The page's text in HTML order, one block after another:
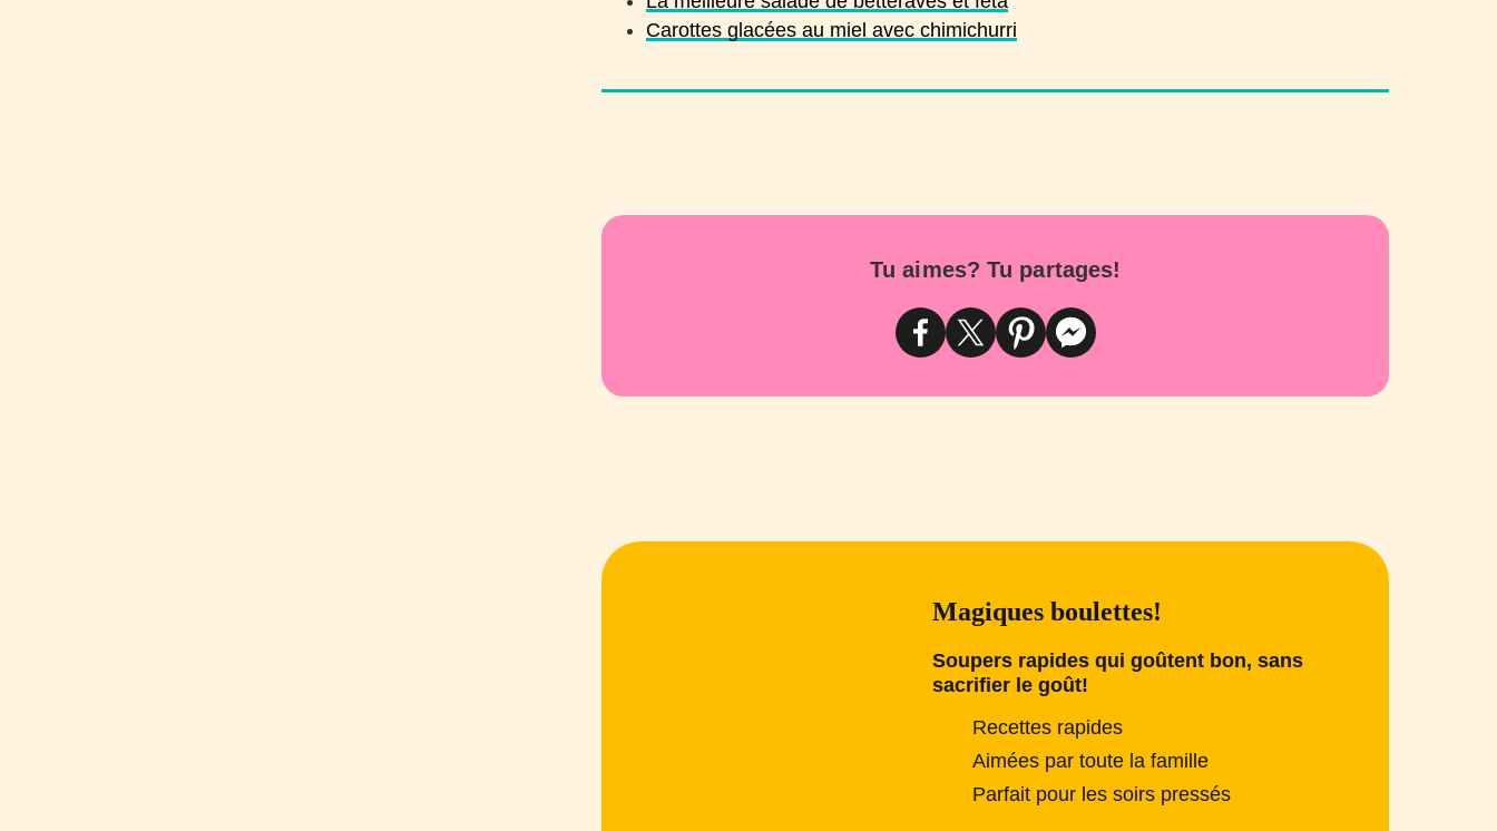
Carottes glacées au miel avec chimichurri
Tu aimes? Tu partages!
Magiques boulettes!
Soupers rapides qui goûtent bon, sans
sacrifier le goût!
Recettes rapides
Aimées par toute la famille
Parfait pour les soirs pressés